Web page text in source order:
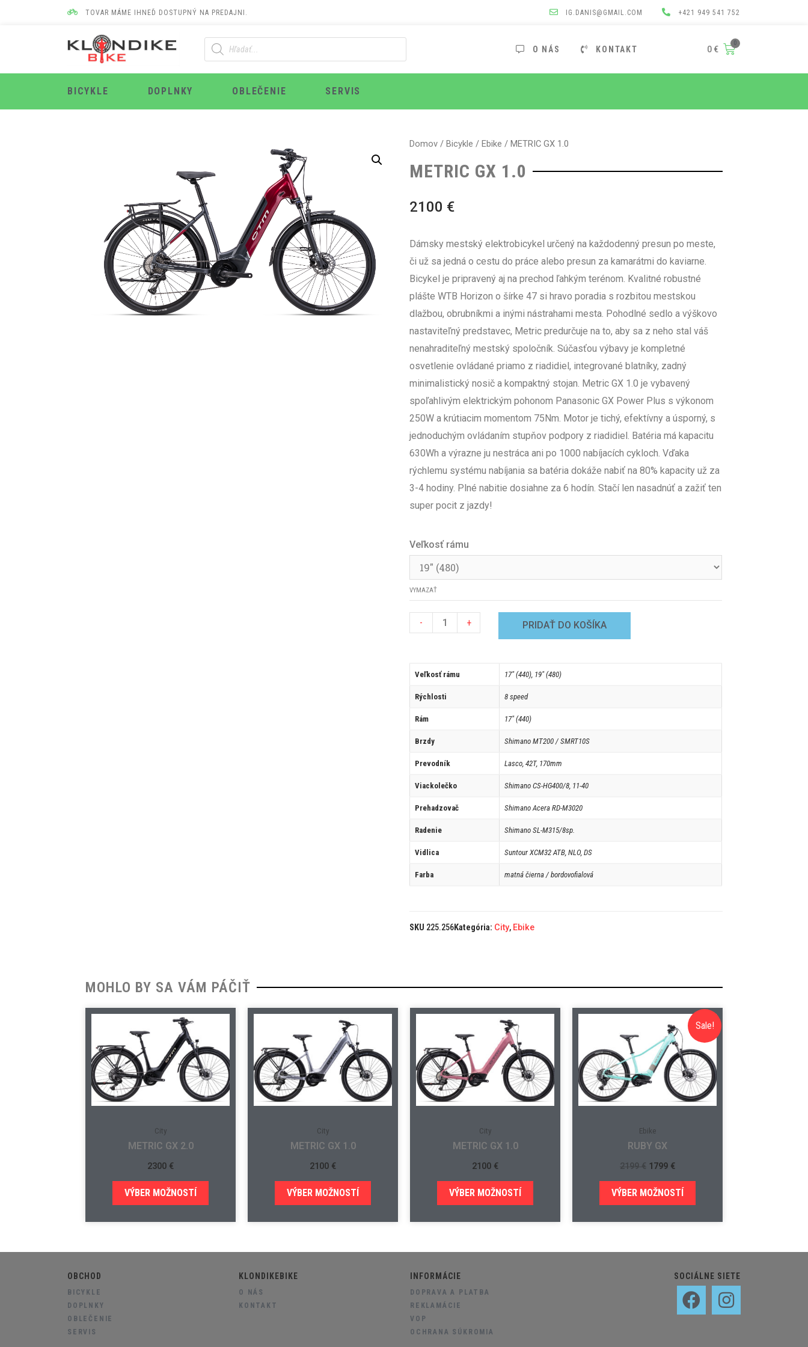
TOVAR MÁME IHNEĎ DOSTUPNÝ NA PREDAJNI. IG.DANIS@GMAIL.COM +421 949 541 752
O NÁS KONTAKT 0€
BICYKLE DOPLNKY OBLEČENIE SERVIS
Domov /Bicykle /Ebike / METRIC GX 1.0
METRIC GX 1.0
2100 €
Dámsky mestský elektrobicykel určený na každodenný presun po meste,
či už sa jedná o cestu do práce alebo presun za kamarátmi do kaviarne.
Bicykel je pripravený aj na prechod ľahkým terénom. Kvalitné robustné
plášte WTB Horizon o šírke 47 si hravo poradia s rozbitou mestskou
dlažbou, obrubníkmi a inými nástrahami mesta. Pohodlné sedlo a výškovo
nastaviteľný predstavec, Metric predurčuje na to, aby sa z neho stal váš
nenahraditeľný mestský spoločník. Súčasťou výbavy je kompletné
osvetlenie ovládané priamo z riadidiel, integrované blatníky, zadný
minimalistický nosič a kompaktný stojan. Metric GX 1.0 je vybavený
spoľahlivým elektrickým pohonom Panasonic GX Power Plus s výkonom
250W a krútiacim momentom 75Nm. Motor je tichý, efektívny a úsporný, s
jednoduchým ovládaním stupňov podpory z riadidiel. Batéria má kapacitu
630Wh a výrazne ju nestráca ani po 1000 nabíjacích cykloch. Vďaka
rýchlemu systému nabíjania sa batéria dokáže nabiť na 80% kapacity už za
3-4 hodiny. Plné nabitie dosiahne za 6 hodín. Stačí len nasadnúť a zažiť ten
super pocit z jazdy!
Veľkosť rámu
VYMAZAŤ
- + PRIDAŤ DO KOŠÍKA
Veľkosť rámu 17" (440), 19" (480)
Rýchlosti 8 speed
Rám 17" (440)
Brzdy Shimano MT200 / SMRT10S
Prevodník Lasco, 42T, 170mm
Viackolečko Shimano CS-HG400/8, 11-40
Prehadzovač Shimano Acera RD-M3020
Radenie Shimano SL-M315/8sp.
Vidlica Suntour XCM32 ATB, NLO, DS
Farba matná čierna / bordovofialová
SKU 225.256Kategória: City, Ebike
MOHLO BY SA VÁM PÁČIŤ
City
METRIC GX 2.0
2300 €
VÝBER MOŽNOSTÍ
City
METRIC GX 1.0
2100 €
VÝBER MOŽNOSTÍ
City
METRIC GX 1.0
2100 €
VÝBER MOŽNOSTÍ
Sale!
Ebike
RUBY GX
2199€ 1799 €
VÝBER MOŽNOSTÍ
OBCHOD
BICYKLE
DOPLNKY
OBLEČENIE
SERVIS
KLONDIKEBIKE
O NÁS
KONTAKT
INFORMÁCIE
DOPRAVA A PLATBA
REKLAMÁCIE
VOP
OCHRANA SÚKROMIA
SOCIÁLNE SIETE